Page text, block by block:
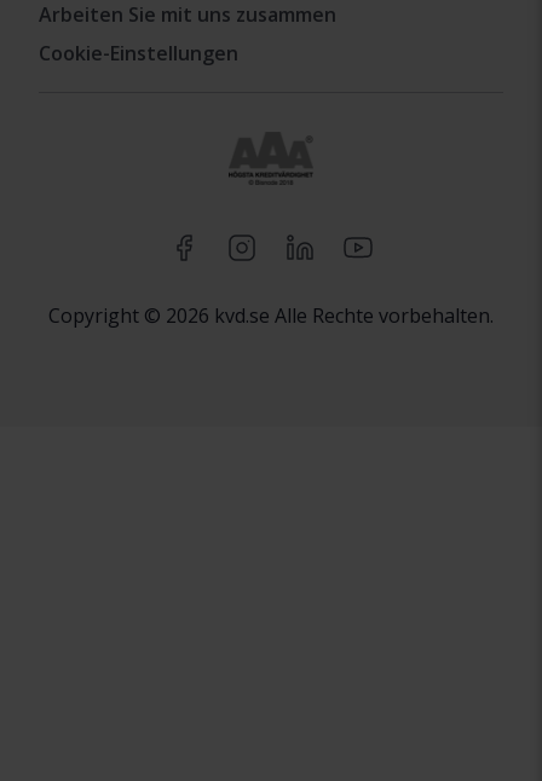
Arbeiten Sie mit uns zusammen
Cookie-Einstellungen
Copyright © 2026 kvd.se Alle Rechte vorbehalten.